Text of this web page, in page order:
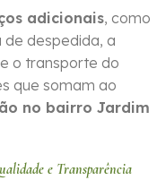
adicionais, como
despedida, a
o transporte do
que somam ao
no bairro Jardim
e Transparência